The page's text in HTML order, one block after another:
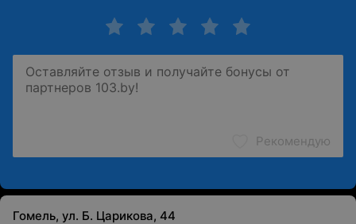
Рекомендую
Гомель, ул. Б. Царикова, 44